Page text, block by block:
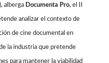
alberga Documenta Pro, el II
analizar el contexto de
de cine documental en
la industria que pretende
para mantener la viabilidad